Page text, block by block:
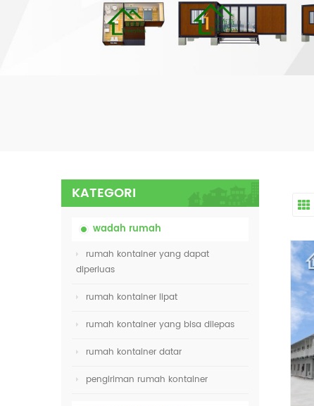
KATEGORI
wadah rumah
rumah kontainer yang dapat
diperluas
rumah kontainer lipat
rumah kontainer yang bisa dilepas
rumah kontainer datar
pengiriman rumah kontainer